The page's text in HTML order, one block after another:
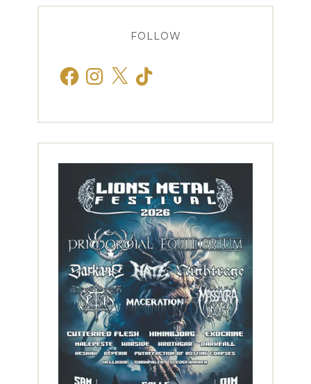
FOLLOW
FacebookInstagram
X TikTok